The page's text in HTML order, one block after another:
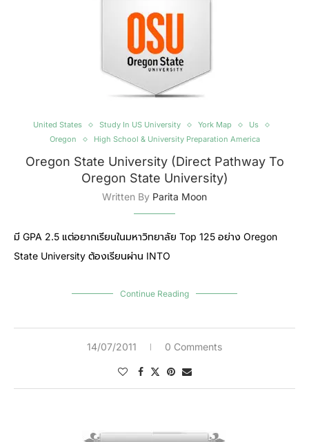
United States Study In US University York Map
Us
Oregon
High School & University Preparation America
Oregon State University (Direct Pathway To
Oregon State University)
Written By Parita Moon
มี GPA 2.5 แต่อยากเรียนในมหาวิทยาลัย Top 125 อย่าง Oregon
State University ต้องเรียนผ่าน INTO
Continue Reading
14/07/2011 0 Comments